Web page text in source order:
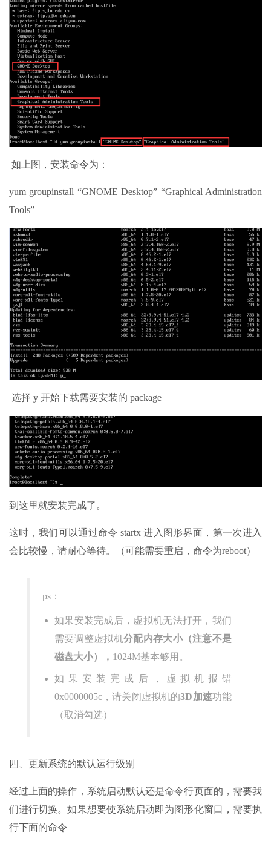
如上图，安装命令为：
yum groupinstall “GNOME Desktop” “Graphical Administration
Tools”
选择 y 开始下载需要安装的 package
到这里就安装完成了。
这时，我们可以通过命令 startx 进入图形界面，第一次进入
会比较慢，请耐心等待。（可能需要重启，命令为reboot）
ps：
如果安装完成后，虚拟机无法打开，我们
需要调整虚拟机分配内存大小（注意不是
磁盘大小）， 1024M基本够用。
如果安装完成后，虚拟机报错
0x0000005c，请关闭虚拟机的3D加速功能
（取消勾选）
四、更新系统的默认运行级别
经过上面的操作，系统启动默认还是命令行页面的，需要我
们进行切换。如果想要使系统启动即为图形化窗口，需要执
行下面的命令